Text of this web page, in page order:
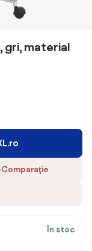
gri, material
Comparaţie
În stoc